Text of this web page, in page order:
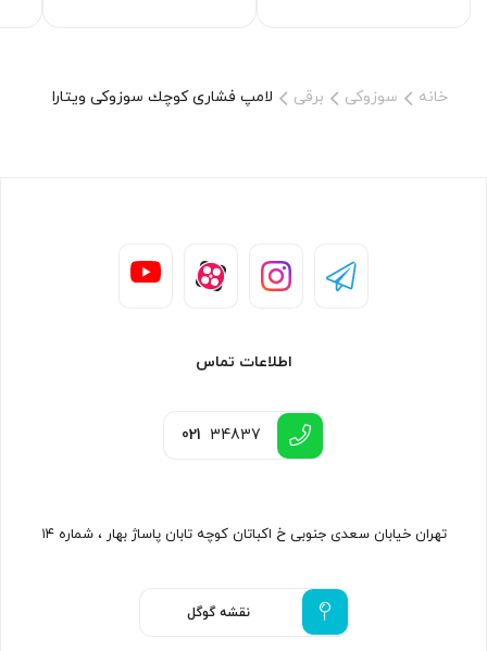
خانه سوزوکی برقی لامپ فشاری كوچك سوزوکی ویتارا
اطلاعات تماس
021 34837
تهران خیابان سعدی جنوبی خ اکباتان کوچه تابان پاساژ بهار ، شماره ۱۴
نقشه گوگل